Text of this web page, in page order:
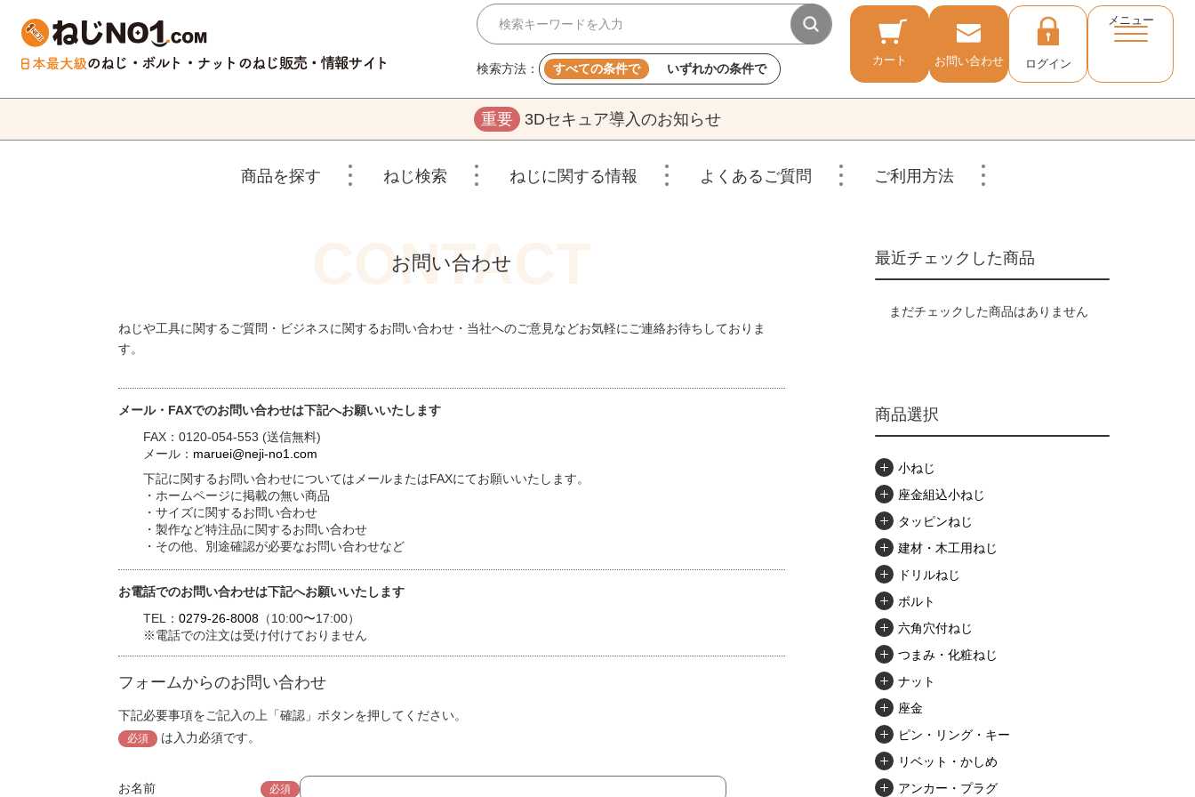
検索方法： すべての条件で いずれかの条件で
カート お問い合わせ ログイン
メニュー
重要 3Dセキュア導入のお知らせ
商品を探す ねじ検索 ねじに関する情報 よくあるご質問 ご利用方法
お問い合わせ
ねじや工具に関するご質問・ビジネスに関するお問い合わせ・当社へのご意見などお気軽にご連絡お待ちしておりま
す。
メール・FAXでのお問い合わせは下記へお願いいたします
FAX：0120-054-553 (送信無料)
メール： maruei@neji-no1.com
下記に関するお問い合わせについてはメールまたはFAXにてお願いいたします。
・ホームページに掲載の無い商品
・サイズに関するお問い合わせ
・製作など特注品に関するお問い合わせ
・その他、別途確認が必要なお問い合わせなど
お電話でのお問い合わせは下記へお願いいたします
TEL： 0279-26-8008 （10:00〜17:00）
※電話での注文は受け付けておりません
フォームからのお問い合わせ
下記必要事項をご記入の上「確認」ボタンを押してください。
必須 は入力必須です。
お名前 必須
最近チェックした商品
まだチェックした商品はありません
商品選択
小ねじ
座金組込小ねじ
タッピンねじ
建材・木工用ねじ
ドリルねじ
ボルト
六角穴付ねじ
つまみ・化粧ねじ
ナット
座金
ピン・リング・キー
リベット・かしめ
アンカー・プラグ